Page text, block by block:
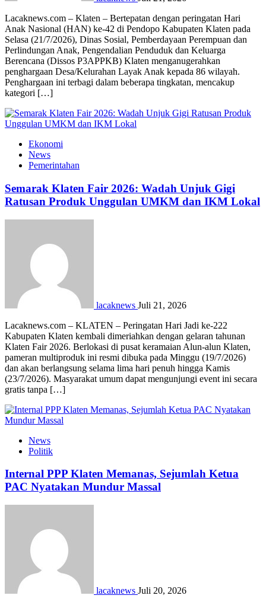
Lacaknews.com – Klaten – Bertepatan dengan peringatan Hari
Anak Nasional (HAN) ke-42 di Pendopo Kabupaten Klaten pada
Selasa (21/7/2026), Dinas Sosial, Pemberdayaan Perempuan dan
Perlindungan Anak, Pengendalian Penduduk dan Keluarga
Berencana (Dissos P3APPKB) Klaten menganugerahkan
penghargaan Desa/Kelurahan Layak Anak kepada 86 wilayah.
Penghargaan ini terbagi dalam beberapa tingkatan, mencakup
kategori […]
Ekonomi
News
Pemerintahan
Semarak Klaten Fair 2026: Wadah Unjuk Gigi
Ratusan Produk Unggulan UMKM dan IKM Lokal
lacaknews Juli 21, 2026
Lacaknews.com – KLATEN – Peringatan Hari Jadi ke-222
Kabupaten Klaten kembali dimeriahkan dengan gelaran tahunan
Klaten Fair 2026. Berlokasi di pusat keramaian Alun-alun Klaten,
pameran multiproduk ini resmi dibuka pada Minggu (19/7/2026)
dan akan berlangsung selama lima hari penuh hingga Kamis
(23/7/2026). Masyarakat umum dapat mengunjungi event ini secara
gratis tanpa […]
News
Politik
Internal PPP Klaten Memanas, Sejumlah Ketua
PAC Nyatakan Mundur Massal
lacaknews Juli 20, 2026